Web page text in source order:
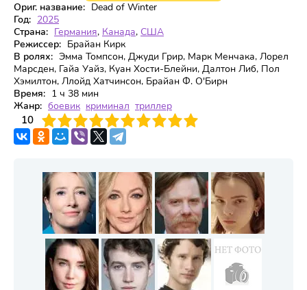
Ориг. название: Dead of Winter
Год: 2025
Страна: Германия, Канада, США
Режиссер: Брайан Кирк
В ролях: Эмма Томпсон, Джуди Грир, Марк Менчака, Лорел
Марсден, Гайа Уайз, Куан Хости-Блейни, Далтон Либ, Пол
Хэмилтон, Ллойд Хатчинсон, Брайан Ф. О'Бирн
Время: 1 ч 38 мин
Жанр: боевик криминал триллер
10
4 6 7 8 9 10